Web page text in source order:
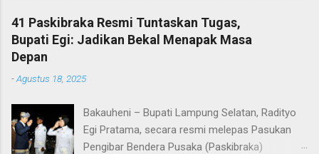
Minggu malam (17/8/2025). Sebanyak 41
anggota Paskibraka yang sebelumnya sukses
mengibarkan Sang Saka Merah Putih pada
Indonesia di Kabupaten Lampung Selatan, kini
dengan penuh apresiasi atas dedikasi, disiplin,
dan semangat kebangsaan yang ditunjukkan
41 Paskibraka Resmi Tuntaskan Tugas,
Bupati Egi: Jadikan Bekal Menapak Masa
Depan
-Agustus 18, 2025
Bakauheni – Bupati Lampung Selatan, Radityo
Egi Pratama, secara resmi melepas Pasukan
Pengibar Bendera Pusaka (Paskibraka)